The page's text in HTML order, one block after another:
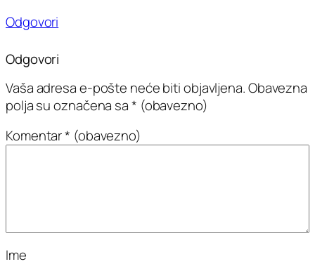
Odgovori
Odgovori
Vaša adresa e-pošte neće biti objavljena.Obavezna
polja su označena sa* (obavezno)
Komentar* (obavezno)
Ime